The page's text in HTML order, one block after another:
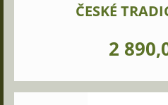
ČESKÉ
2